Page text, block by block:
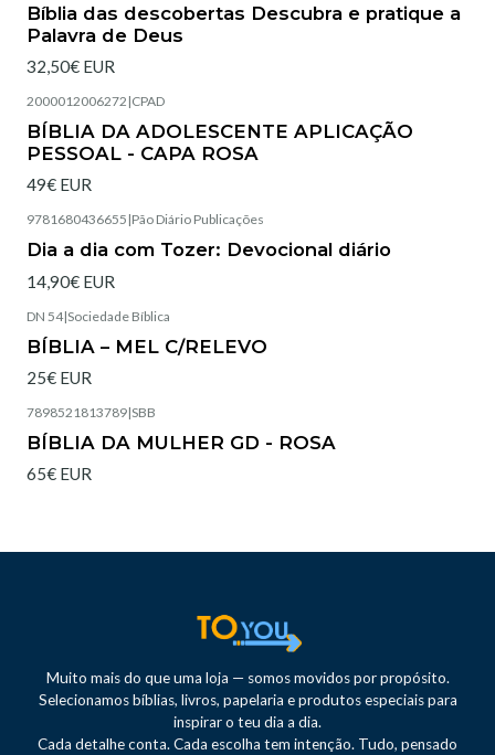
Bíblia das descobertas Descubra e pratique a
Palavra de Deus
32,50€ EUR
2000012006272 |CPAD
BÍBLIA DA ADOLESCENTE APLICAÇÃO
PESSOAL - CAPA ROSA
49€ EUR
9781680436655 |Pão Diário Publicações
Dia a dia com Tozer: Devocional diário
14,90€ EUR
DN 54|Sociedade Bíblica
BÍBLIA – MEL C/RELEVO
25€ EUR
7898521813789|SBB
BÍBLIA DA MULHER GD - ROSA
65€ EUR
Muito mais do que uma loja — somos movidos por propósito.
Selecionamos bíblias, livros, papelaria e produtos especiais para
inspirar o teu dia a dia.
Cada detalhe conta. Cada escolha tem intenção. Tudo, pensado